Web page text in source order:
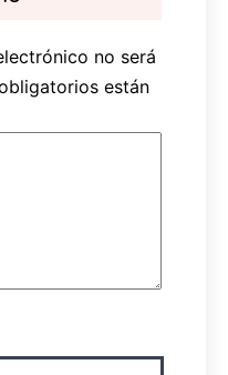
no será
están